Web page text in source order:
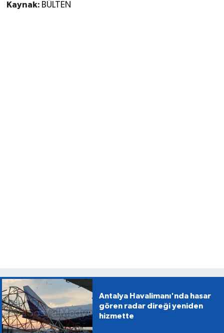
Kaynak: BÜLTEN
Antalya Havalimanı'nda hasar
gören radar direği yeniden
hizmette